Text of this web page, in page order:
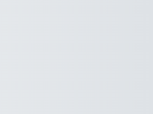
Mittelhessen'